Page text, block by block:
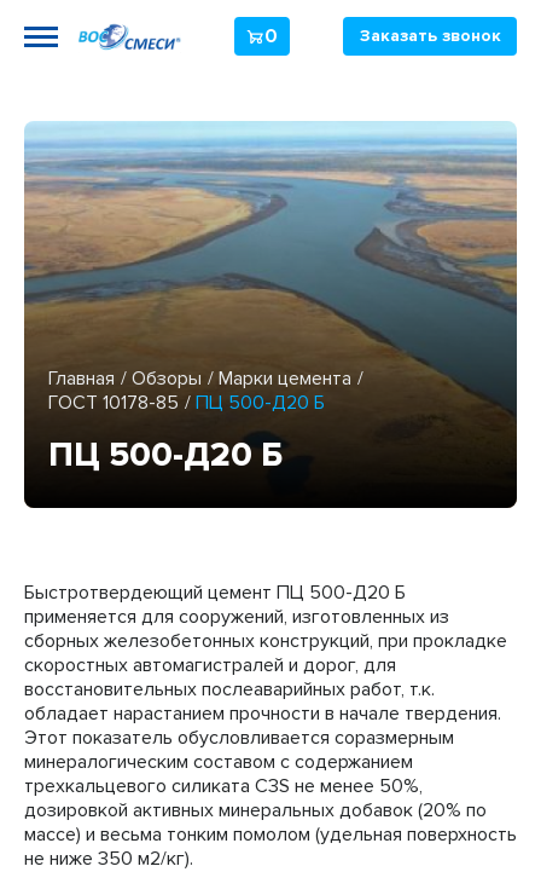
0 Заказать звонок
Главная Обзоры
Марки цемента
ГОСТ 10178-85
ПЦ 500-Д20 Б
ПЦ 500-Д20 Б
Быстротвердеющий цемент ПЦ 500-Д20 Б
применяется для сооружений, изготовленных из
сборных железобетонных конструкций, при прокладке
скоростных автомагистралей и дорог, для
восстановительных послеаварийных работ, т.к.
обладает нарастанием прочности в начале твердения.
Этот показатель обусловливается соразмерным
минералогическим составом с содержанием
трехкальцевого силиката С3S не менее 50%,
дозировкой активных минеральных добавок (20% по
массе) и весьма тонким помолом (удельная поверхность
не ниже 350 м2/кг).